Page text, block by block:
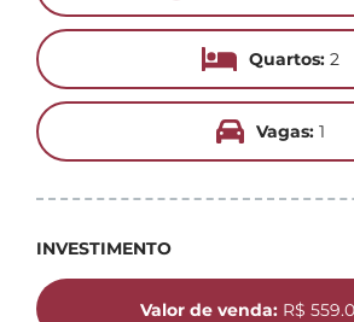
Quartos:2
Vagas: 1
INVESTIMENTO
Valor de venda:R$